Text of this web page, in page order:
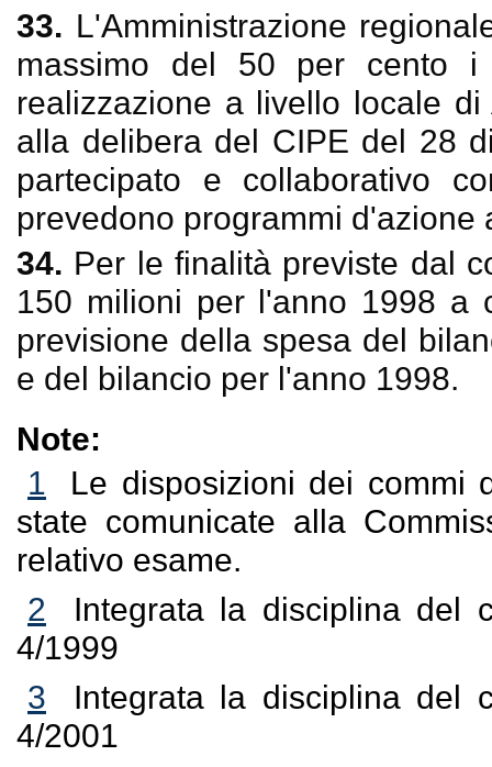
33. L'Amministrazione
massimo del 50 per cento
realizzazione a livello locale
alla delibera del CIPE del 28
partecipato e collaborativo
prevedono programmi d'azione
34. Per le finalità previste dal
150 milioni per l'anno 1998 a
previsione della spesa del
e del bilancio per l'anno 1998.
Note:
1
Le disposizioni dei commi
state comunicate alla
relativo esame.
2
Integrata la disciplina del
4/1999
3
Integrata la disciplina del
4/2001